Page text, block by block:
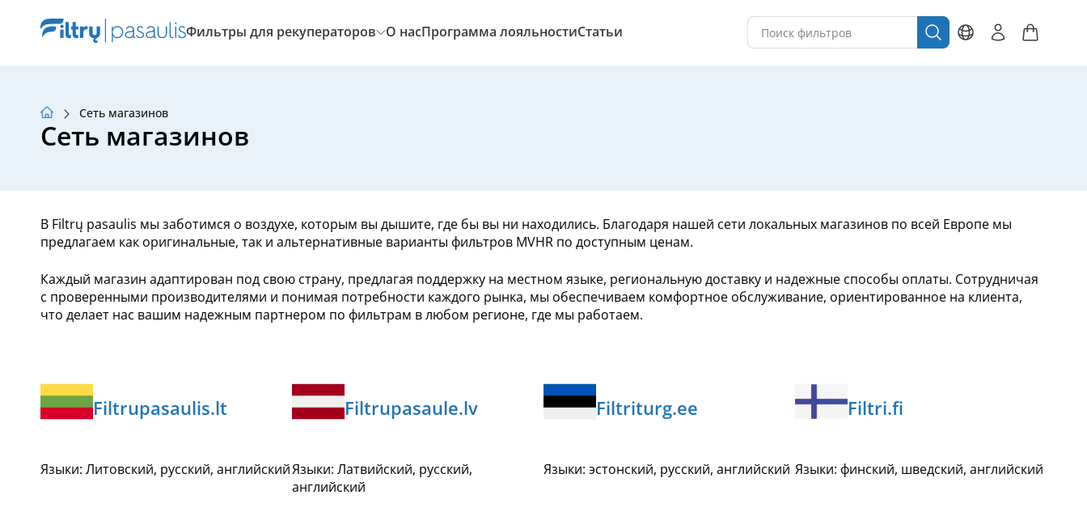
Фильтры для рекуператоров О насПрограмма лояльностиСтатьи
Программа лояльности
Сеть магазинов
Сеть магазинов
В Filtrų pasaulis мы заботимся о воздухе, которым вы дышите, где бы вы ни находились. Благодаря нашей сети локальных магазинов по всей Европе мы
предлагаем как оригинальные, так и альтернативные варианты фильтров MVHR по доступным ценам.
Каждый магазин адаптирован под свою страну, предлагая поддержку на местном языке, региональную доставку и надежные способы оплаты. Сотрудничая
с проверенными производителями и понимая потребности каждого рынка, мы обеспечиваем комфортное обслуживание, ориентированное на клиента,
что делает нас вашим надежным партнером по фильтрам в любом регионе, где мы работаем.
Filtrupasaulis.lt
Языки: Литовский, русский, английский
Filtrupasaule.lv
Языки: Латвийский, русский,
английский
Filtriturg.ee
Языки: эстонский, русский, английский
Filtri.fi
Языки: финский, шведский, английский